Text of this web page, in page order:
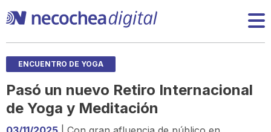
ENCUENTRO DE YOGA
Pasó un nuevo Retiro Internacional
de Yoga y Meditación